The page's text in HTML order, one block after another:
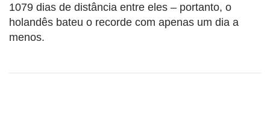
1079 dias de distância entre eles – portanto, o
holandês bateu o recorde com apenas um dia a
menos.